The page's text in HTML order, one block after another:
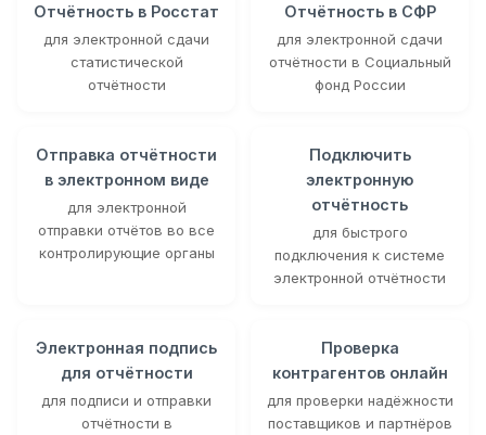
Отчётность в Росстат
для электронной сдачи
статистической
отчётности
Отчётность в СФР
для электронной сдачи
отчётности в Социальный
фонд России
Отправка отчётности
в электронном виде
для электронной
отправки отчётов во все
контролирующие органы
Подключить
электронную
отчётность
для быстрого
подключения к системе
электронной отчётности
Электронная подпись
для отчётности
для подписи и отправки
отчётности в
Проверка
контрагентов онлайн
для проверки надёжности
поставщиков и партнёров